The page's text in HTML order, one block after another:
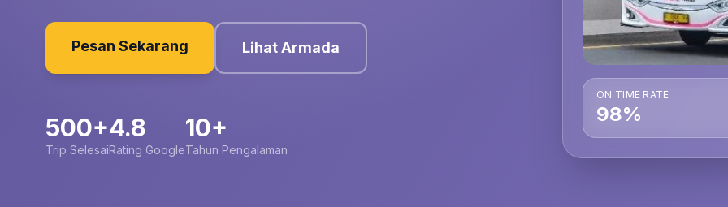
Pesan Sekarang Lihat Armada
500+
Trip Selesai
4.8
Rating Google
10+
Tahun Pengalaman
ON TIME RATE
98%